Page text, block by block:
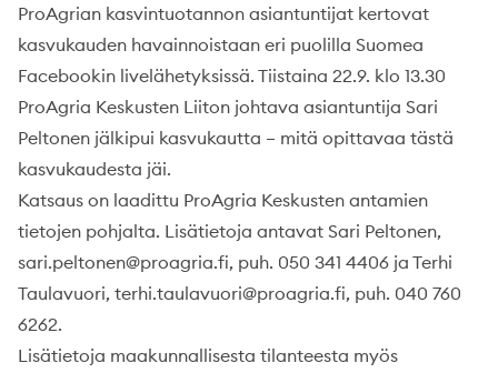
ProAgrian kasvintuotannon asiantuntijat kertovat
kasvukauden havainnoistaan eri puolilla Suomea
Facebookin livelähetyksissä. Tiistaina 22.9. klo 13.30
ProAgria Keskusten Liiton johtava asiantuntija Sari
Peltonen jälkipui kasvukautta – mitä opittavaa tästä
kasvukaudesta jäi.
Katsaus on laadittu ProAgria Keskusten antamien
tietojen pohjalta. Lisätietoja antavat Sari Peltonen,
sari.peltonen@proagria.fi, puh. 050 341 4406 ja Terhi
Taulavuori, terhi.taulavuori@proagria.fi, puh. 040 760
6262.
Lisätietoja maakunnallisesta tilanteesta myös